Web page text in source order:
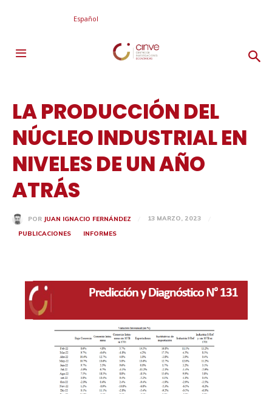
Español
LA PRODUCCIÓN DEL
NÚCLEO INDUSTRIAL EN
NIVELES DE UN AÑO
ATRÁS
POR JUAN IGNACIO FERNÁNDEZ
13 MARZO, 2023
PUBLICACIONES
INFORMES